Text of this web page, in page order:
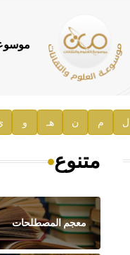
ل م ن هـ و
متنوع
معجم المصطلحات